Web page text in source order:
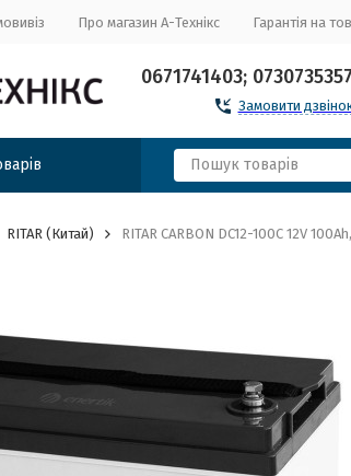
Про магазин А-Технікс Гарантія на
0671741403; 0730735357
Замовити
RITAR (Китай) RITAR CARBON DC12-100C 12V